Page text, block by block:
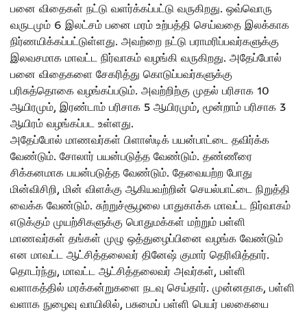
பனை விதைகள் நட்டு வளர்க்கப்பட்டு வருகிறது. ஒவ்வொரு
வருடமும் 6 இலட்சம் பனை மரம் உற்பத்தி செய்வதை இலக்காக
நிர்ணயிக்கப்பட்டுள்ளது. அவற்றை நட்டு பராமரிப்பவர்களுக்கு
இலவசமாக மாவட்ட நிர்வாகம் வழங்கி வருகிறது. அதேப்போல்
பனை விதைகளை சேகரித்து கொடுப்பவர்களுக்கு
பரிசுத்தொகை வழங்கப்படும். அவற்றிற்கு முதல் பரிசாக 10
ஆயிரமும், இரண்டாம் பரிசாக 5 ஆயிரமும், மூன்றாம் பரிசாக 3
ஆயிரம் வழங்கப்பட உள்ளது.
அதேப்போல் மாணவர்கள் பிளாஸ்டிக் பயன்பாட்டை தவிர்க்க
வேண்டும். சோலார் பயன்படுத்த வேண்டும். தண்ணீரை
சிக்கனமாக பயன்படுத்த வேண்டும். தேவையற்ற போது
மின்விசிறி, மின் விளக்கு ஆகியவற்றின் செயல்பாட்டை நிறுத்தி
வைக்க வேண்டும். சுற்றுச்சூழலை பாதுகாக்க மாவட்ட நிர்வாகம்
எடுக்கும் முயற்சிகளுக்கு பொதுமக்கள் மற்றும் பள்ளி
மாணவர்கள் தங்கள் முழு ஒத்துழைப்பினை வழங்க வேண்டும்
என மாவட்ட ஆட்சித்தலைவர் தினேஷ் குமார் தெரிவித்தார்.
தொடர்ந்து, மாவட்ட ஆட்சித்தலைவர் அவர்கள், பள்ளி
வளாகத்தில் மரக்கன்றுகளை நடவு செய்தார். முன்னதாக, பள்ளி
வளாக நுழைவு வாயிலில், பசுமைப் பள்ளி பெயர் பலகையை